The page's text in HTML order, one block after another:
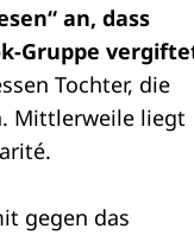
an, dass
Gruppe
Tochter, die
Mittlerweile liegt
gegen das